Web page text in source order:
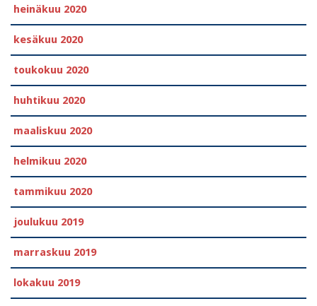
heinäkuu 2020
kesäkuu 2020
toukokuu 2020
huhtikuu 2020
maaliskuu 2020
helmikuu 2020
tammikuu 2020
joulukuu 2019
marraskuu 2019
lokakuu 2019